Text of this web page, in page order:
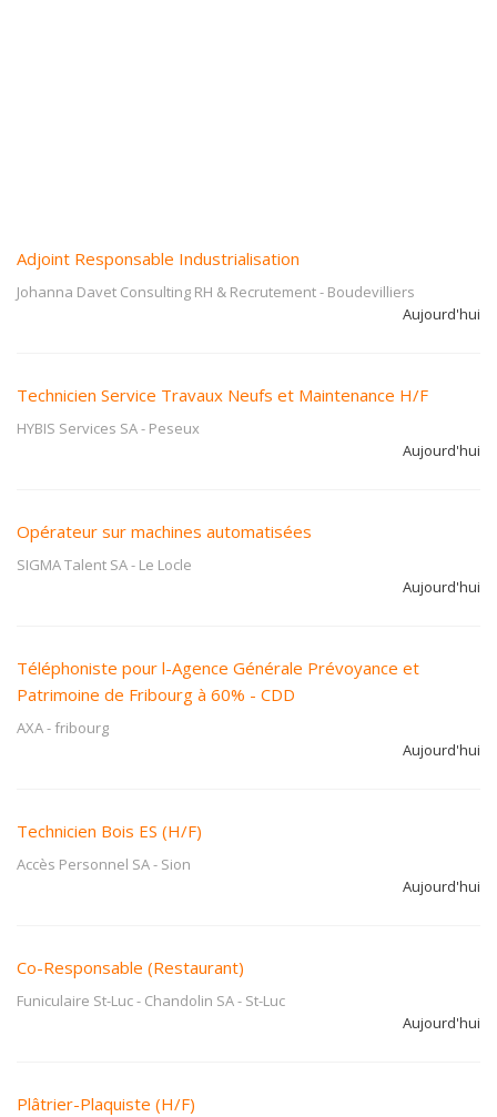
Adjoint Responsable Industrialisation
Johanna Davet Consulting RH & Recrutement- Boudevilliers
Aujourd'hui
Technicien Service Travaux Neufs et Maintenance H/F
HYBIS Services SA- Peseux
Aujourd'hui
Opérateur sur machines automatisées
SIGMA Talent SA- Le Locle
Aujourd'hui
Téléphoniste pour l-Agence Générale Prévoyance et
Patrimoine de Fribourg à 60% - CDD
AXA- fribourg
Aujourd'hui
Technicien Bois ES (H/F)
Accès Personnel SA- Sion
Aujourd'hui
Co-Responsable (Restaurant)
Funiculaire St-Luc - Chandolin SA- St-Luc
Aujourd'hui
Plâtrier-Plaquiste (H/F)